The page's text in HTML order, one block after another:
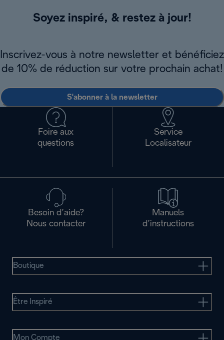
Soyez inspiré, & restez à jour!
Inscrivez-vous à notre newsletter et bénéficiez
de 10% de réduction sur votre prochain achat!
S'abonner à la newsletter
Foire aux
questions
Service
Localisateur
Besoin d’aide?
Nous contacter
Manuels
d’instructions
Boutique
Être Inspiré
Mon Compte